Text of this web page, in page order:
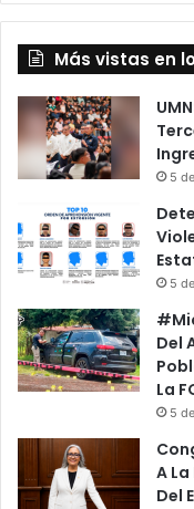
Más vistas en
5
5
Del
La
5
A
Del